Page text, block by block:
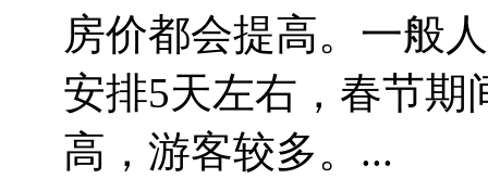
房价都会提高。一般
安排5天左右，春节期
高，游客较多。...